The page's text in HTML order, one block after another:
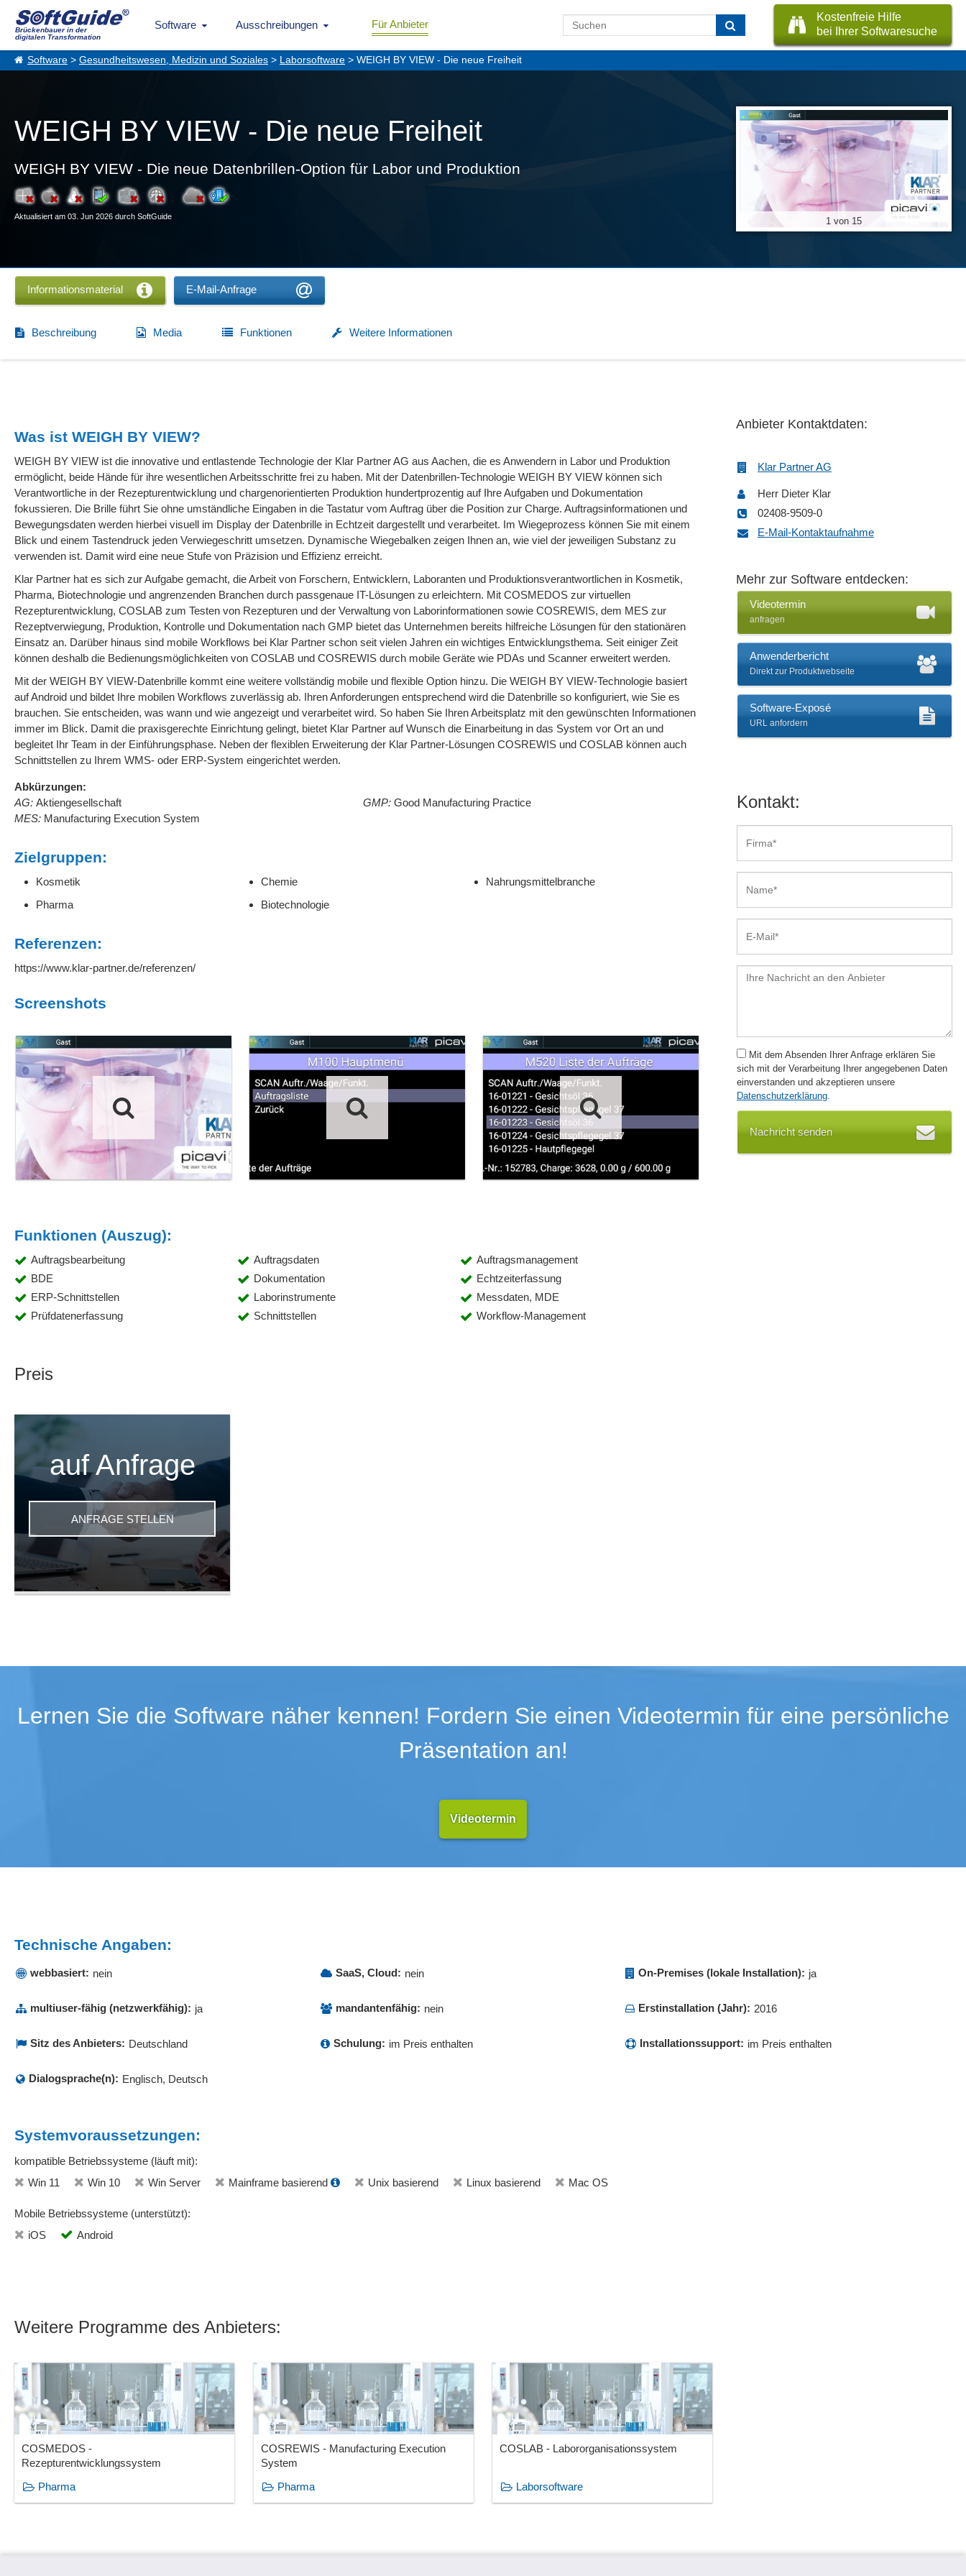
Brückenbauer in der
digitalen Transformation
Software Ausschreibungen Für Anbieter
Kostenfreie Hilfe
bei Ihrer Softwaresuche
Software > Gesundheitswesen, Medizin und Soziales > Laborsoftware > WEIGH BY VIEW - Die neue Freiheit
1 von 15
WEIGH BY VIEW - Die neue Freiheit
WEIGH BY VIEW - Die neue Datenbrillen-Option für Labor und Produktion
Aktualisiert am 03. Jun 2026 durch SoftGuide
Informationsmaterial E-Mail-Anfrage
Beschreibung Media Funktionen Weitere Informationen
Was ist WEIGH BY VIEW?
WEIGH BY VIEW ist die innovative und entlastende Technologie der Klar Partner AG aus Aachen, die es Anwendern in Labor und Produktion
ermöglicht, beide Hände für ihre wesentlichen Arbeitsschritte frei zu haben. Mit der Datenbrillen-Technologie WEIGH BY VIEW können sich
Verantwortliche in der Rezepturentwicklung und chargenorientierten Produktion hundertprozentig auf Ihre Aufgaben und Dokumentation
fokussieren. Die Brille führt Sie ohne umständliche Eingaben in die Tastatur vom Auftrag über die Position zur Charge. Auftragsinformationen und
Bewegungsdaten werden hierbei visuell im Display der Datenbrille in Echtzeit dargestellt und verarbeitet. Im Wiegeprozess können Sie mit einem
Blick und einem Tastendruck jeden Verwiegeschritt umsetzen. Dynamische Wiegebalken zeigen Ihnen an, wie viel der jeweiligen Substanz zu
verwenden ist. Damit wird eine neue Stufe von Präzision und Effizienz erreicht.
Klar Partner hat es sich zur Aufgabe gemacht, die Arbeit von Forschern, Entwicklern, Laboranten und Produktionsverantwortlichen in Kosmetik,
Pharma, Biotechnologie und angrenzenden Branchen durch passgenaue IT-Lösungen zu erleichtern. Mit COSMEDOS zur virtuellen
Rezepturentwicklung, COSLAB zum Testen von Rezepturen und der Verwaltung von Laborinformationen sowie COSREWIS, dem MES zur
Rezeptverwiegung, Produktion, Kontrolle und Dokumentation nach GMP bietet das Unternehmen bereits hilfreiche Lösungen für den stationären
Einsatz an. Darüber hinaus sind mobile Workflows bei Klar Partner schon seit vielen Jahren ein wichtiges Entwicklungsthema. Seit einiger Zeit
können deshalb die Bedienungsmöglichkeiten von COSLAB und COSREWIS durch mobile Geräte wie PDAs und Scanner erweitert werden.
Mit der WEIGH BY VIEW-Datenbrille kommt eine weitere vollständig mobile und flexible Option hinzu. Die WEIGH BY VIEW-Technologie basiert
auf Android und bildet Ihre mobilen Workflows zuverlässig ab. Ihren Anforderungen entsprechend wird die Datenbrille so konfiguriert, wie Sie es
brauchen. Sie entscheiden, was wann und wie angezeigt und verarbeitet wird. So haben Sie Ihren Arbeitsplatz mit den gewünschten Informationen
immer im Blick. Damit die praxisgerechte Einrichtung gelingt, bietet Klar Partner auf Wunsch die Einarbeitung in das System vor Ort an und
begleitet Ihr Team in der Einführungsphase. Neben der flexiblen Erweiterung der Klar Partner-Lösungen COSREWIS und COSLAB können auch
Schnittstellen zu Ihrem WMS- oder ERP-System eingerichtet werden.
Abkürzungen:
AG: Aktiengesellschaft
MES: Manufacturing Execution System
GMP:Good Manufacturing Practice
Zielgruppen:
Kosmetik
Pharma
Chemie
Biotechnologie
Nahrungsmittelbranche
Referenzen:
https://www.klar-partner.de/referenzen/
Screenshots
Funktionen (Auszug):
Auftragsbearbeitung Auftragsdaten
Auftragsmanagement
BDE
Dokumentation
Echtzeiterfassung
ERP-Schnittstellen
Laborinstrumente
Messdaten, MDE
Prüfdatenerfassung
Schnittstellen Workflow-Management
Preis
auf Anfrage
ANFRAGE STELLEN
Anbieter Kontaktdaten:
Klar Partner AG
Herr Dieter Klar
02408-9509-0
E-Mail-Kontaktaufnahme
Mehr zur Software entdecken:
Videotermin
anfragen
Anwenderbericht
Direkt zur Produktwebseite
Software-Exposé
URL anfordern
Kontakt:
Mit dem Absenden Ihrer Anfrage erklären Sie
sich mit der Verarbeitung Ihrer angegebenen Daten
einverstanden und akzeptieren unsere
Datenschutzerklärung
Nachricht senden
Lernen Sie die Software näher kennen! Fordern Sie einen Videotermin für eine persönliche
Präsentation an!
Videotermin
Technische Angaben:
webbasiert: nein SaaS, Cloud: nein On-Premises (lokale Installation): ja
multiuser-fähig (netzwerkfähig): ja mandantenfähig: nein Erstinstallation (Jahr): 2016
Sitz des Anbieters: Deutschland Schulung: im Preis enthalten Installationssupport: im Preis enthalten
Dialogsprache(n): Englisch, Deutsch
Systemvoraussetzungen:
kompatible Betriebssysteme (läuft mit):
Win 11
Win 10 Win Server Mainframe basierend Unix basierend Linux basierend Mac OS
Mobile Betriebssysteme (unterstützt):
iOS
Android
Weitere Programme des Anbieters:
COSMEDOS -
Rezepturentwicklungssystem
Pharma
COSREWIS - Manufacturing Execution
System
Pharma
COSLAB - Labororganisationssystem
Laborsoftware